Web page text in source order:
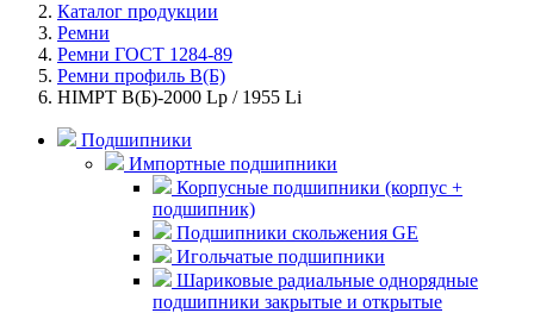
Каталог продукции
Ремни
Ремни ГОСТ 1284-89
Ремни профиль В(Б)
HIMPT В(Б)-2000 Lp / 1955 Li
Подшипники
Импортные подшипники
Корпусные подшипники (корпус +
подшипник)
Подшипники скольжения GE
Игольчатые подшипники
Шариковые радиальные однорядные
подшипники закрытые и открытые